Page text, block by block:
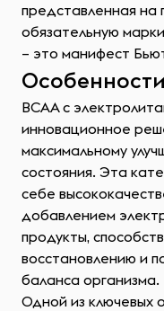
представленная на
обязательную
– это манифест
Особенности
ВСАА с
инновационное
максимальному
состояния. Эта
себе
добавлением
продукты,
восстановлению и
баланса организма.
Одной из ключевых